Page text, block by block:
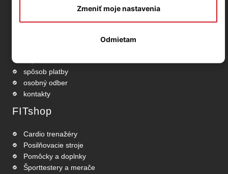
Odmietam
Zmeniť moje nastavenia
ochrana osobných údajov
spôsob platby
osobný odber
kontakty
FITshop
Cardio trenažéry
Posilňovacie stroje
Pomôcky a doplnky
Športtestery a merače